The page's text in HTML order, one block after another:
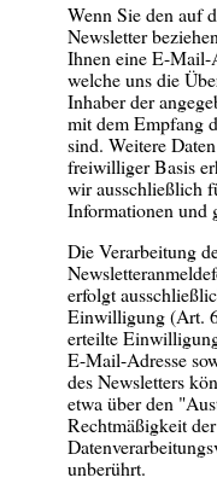
Wenn Sie den auf
Newsletter
Ihnen eine E-Mail-
welche uns die
Inhaber der
mit dem Empfang
sind. Weitere
freiwilliger Basis
wir ausschließlich
Informationen und
Die Verarbeitung
erfolgt
Einwilligung (Art.
erteilte
E-Mail-Adresse
des Newsletters
etwa über den
Rechtmäßigkeit
unberührt.